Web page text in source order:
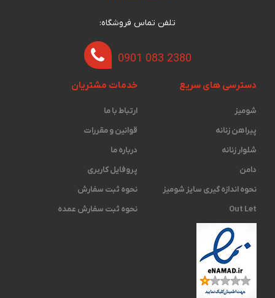
تلفن تماس فروشگاه:
0901 083 2380
دسترسی های سریع
شومیز
پیراهن زنانه
شلوار زنانه
دامن
نحوه اندازه گیری ‫سایز شومیز
Out Let
خدمات مشتریان
ارتباط با ما
قوانین و مقررات
درباره ما
پروفایل کاربری
نحوه ثبت سفارش
نحوه ثبت سفارش عمده